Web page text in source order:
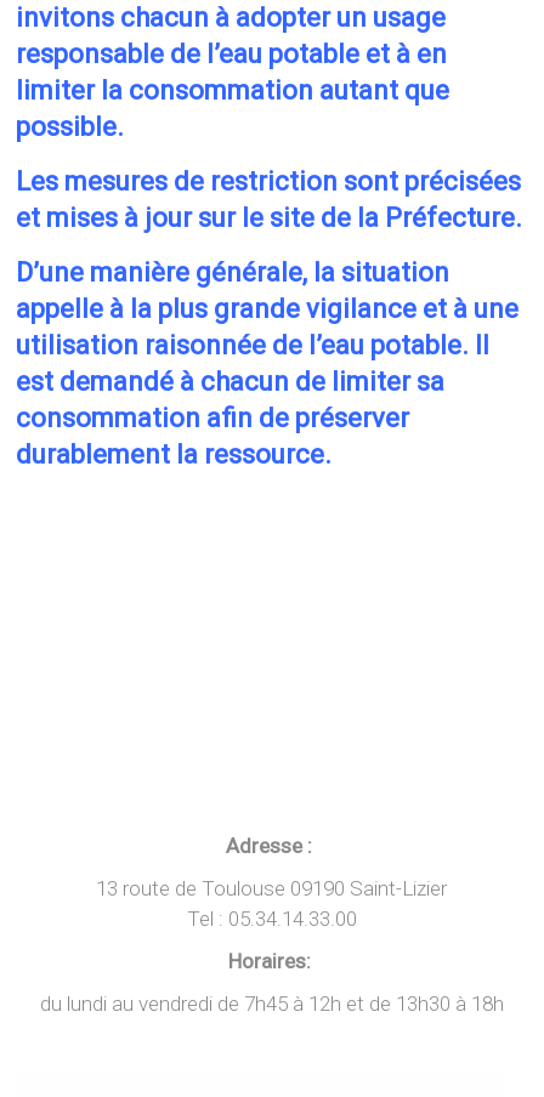
invitons chacun à adopter un usage
responsable de l’eau potable et à en
limiter la consommation autant que
possible.
Les mesures de restriction sont précisées
et mises à jour sur le site de la Préfecture.
D’une manière générale, la situation
appelle à la plus grande vigilance et à une
utilisation raisonnée de l’eau potable. Il
est demandé à chacun de limiter sa
consommation afin de préserver
durablement la ressource.
Adresse :
13 route de Toulouse 09190 Saint-Lizier
Tel : 05.34.14.33.00
Horaires:
du lundi au vendredi de 7h45 à 12h et de 13h30 à 18h